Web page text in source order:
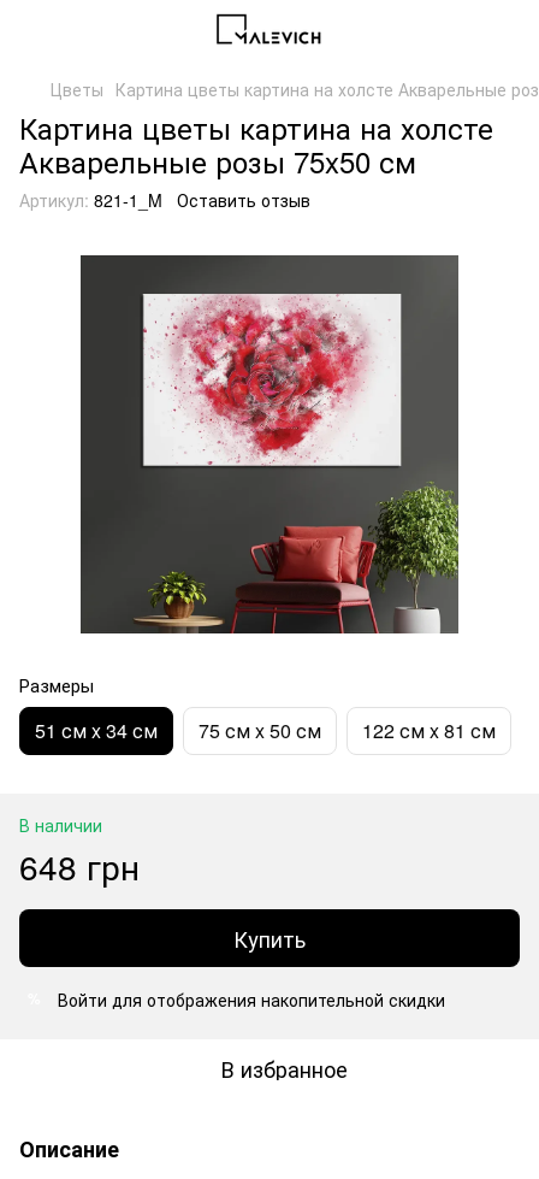
Цветы Картина цветы картина на холсте Акварельные
Картина цветы картина на холсте
Акварельные розы 75x50 см
Артикул: 821-1_M Оставить отзыв
Размеры
51 см x 34 см 75 см x 50 см 122 см x 81 см
В наличии
648 грн
Купить
Войти для отображения накопительной скидки
В избранное
Описание